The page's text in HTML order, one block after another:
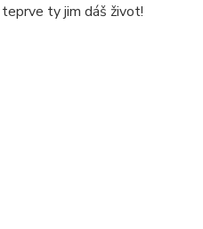
ty jim dáš život!